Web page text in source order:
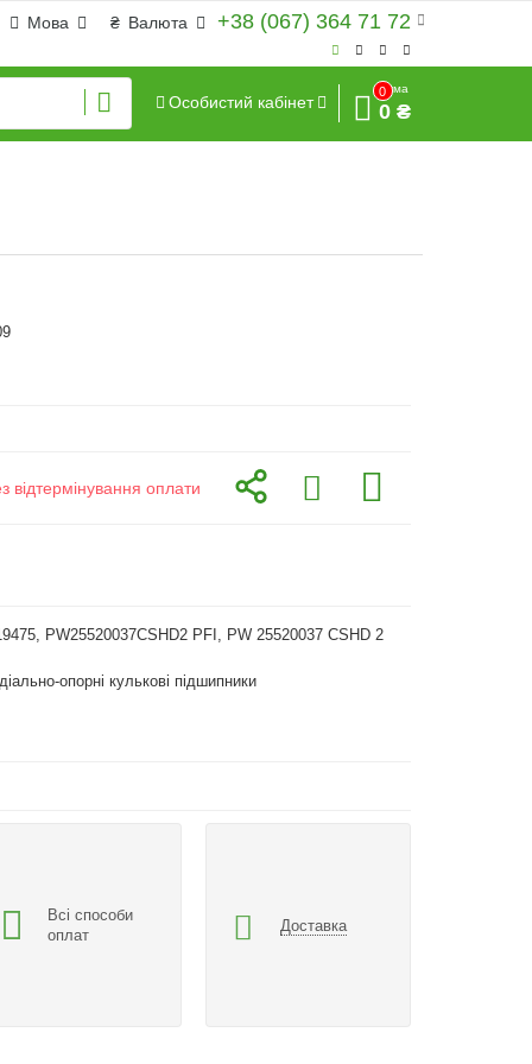
+38 (067) 364 71 72
₴ Валюта
Мова
Особистий кабінет
0
Сума
0 ₴
відтермінування оплати
PW25520037CSHD2 PFI, PW 25520037 CSHD 2
опорні кулькові підшипники
Всі способи
оплат
Доставка